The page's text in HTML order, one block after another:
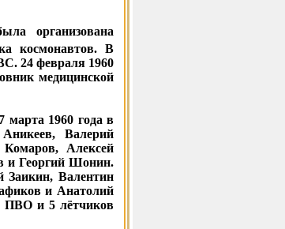
организована
космонавтов. В
24 февраля 1960
медицинской
марта 1960 года в
Валерий
Алексей
и Георгий Шонин.
Заикин, Валентин
и Анатолий
ПВО и 5 лётчиков